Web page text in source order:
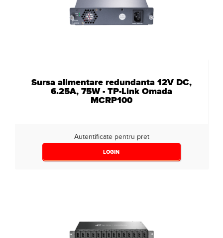
Sursa alimentare redundanta 12V DC,
6.25A, 75W - TP-Link Omada
MCRP100
Autentificate pentru pret
LOGIN